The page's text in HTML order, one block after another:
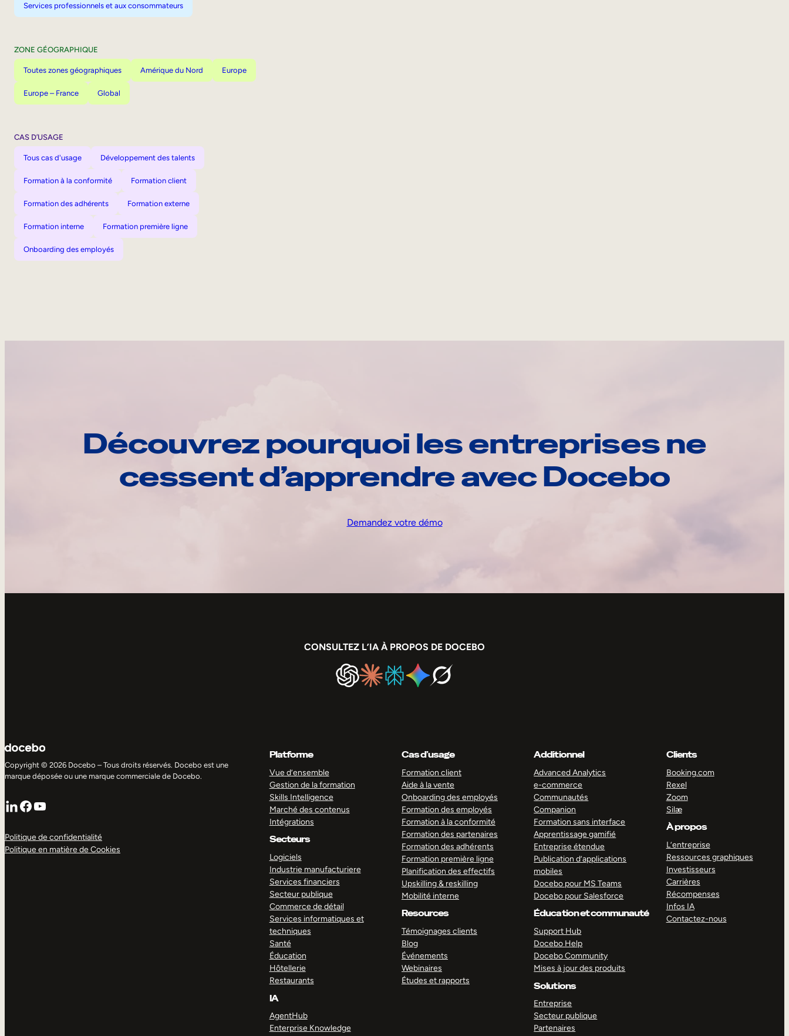
Services professionnels et aux consommateurs
ZONE GÉOGRAPHIQUE
Toutes zones géographiques Amérique du Nord Europe
Europe – France Global
CAS D’USAGE
Tous cas d'usage Développement des talents
Formation à la conformité Formation client
Formation des adhérents Formation externe
Formation interne Formation première ligne
Onboarding des employés
Découvrez pourquoi les entreprises ne
cessent d’apprendre avec Docebo
Demandez votre démo
CONSULTEZ L’IA À PROPOS DE DOCEBO
Copyright © 2026 Docebo – Tous droits réservés. Docebo est une
marque déposée ou une marque commerciale de Docebo.
LinkedIn
Facebook
YouTube
Politique de confidentialité
Politique en matière de Cookies
Platforme
Vue d’ensemble
Gestion de la formation
Skills Intelligence
Marché des contenus
Intégrations
Secteurs
Logiciels
Industrie manufacturiere
Services financiers
Secteur publique
Commerce de détail
Services informatiques et
techniques
Santé
Éducation
Hôtellerie
Restaurants
IA
AgentHub
Enterprise Knowledge
Cas d’usage
Formation client
Aide à la vente
Onboarding des employés
Formation des employés
Formation à la conformité
Formation des partenaires
Formation des adhérents
Formation première ligne
Planification des effectifs
Upskilling & reskilling
Mobilité interne
Resources
Témoignages clients
Blog
Événements
Webinaires
Études et rapports
Additionnel
Advanced Analytics
e-commerce
Communautés
Companion
Formation sans interface
Apprentissage gamifié
Entreprise étendue
Publication d’applications
mobiles
Docebo pour MS Teams
Docebo pour Salesforce
Éducation et communauté
Support Hub
Docebo Help
Docebo Community
Mises à jour des produits
Solutions
Entreprise
Secteur publique
Partenaires
Clients
Booking.com
Rexel
Zoom
Silæ
À propos
L’entreprise
Ressources graphiques
Investisseurs
Carrières
Récompenses
Infos IA
Contactez-nous